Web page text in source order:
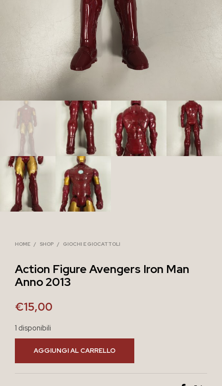
HOME / SHOP / GIOCHI E GIOCATTOLI
Action Figure Avengers Iron Man
Anno 2013
€15,00
1 disponibili
AGGIUNGI AL CARRELLO